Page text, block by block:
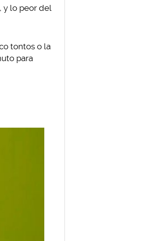
y lo peor del
tontos o la
para